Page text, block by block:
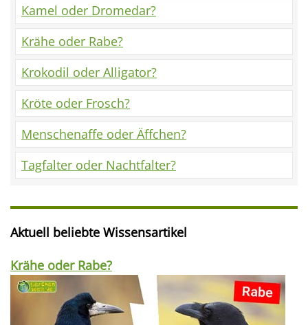
Kamel oder Dromedar?
Krähe oder Rabe?
Krokodil oder Alligator?
Kröte oder Frosch?
Menschenaffe oder Äffchen?
Tagfalter oder Nachtfalter?
Aktuell beliebte Wissensartikel
Krähe oder Rabe?